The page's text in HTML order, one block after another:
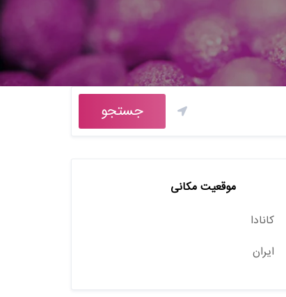
جستجو
موقعیت مکانی
کانادا
ایران